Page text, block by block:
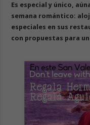
Es especial y único,
semana romántico:
especiales en sus
con propuestas para